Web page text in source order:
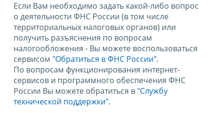
Если Вам необходимо задать какой-либо вопрос
о деятельности ФНС России (в том числе
территориальных налоговых органов) или
получить разъяснения по вопросам
налогообложения - Вы можете воспользоваться
сервисом "Обратиться в ФНС России".
По вопросам функционирования интернет-
сервисов и программного обеспечения ФНС
России Вы можете обратиться в "Службу
технической поддержки".